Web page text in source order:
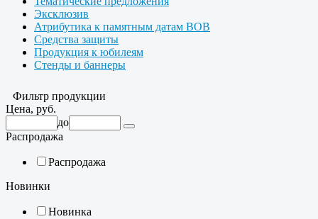
Эксклюзив
Атрибутика к памятным датам ВОВ
Средства защиты
Продукция к юбилеям
Стенды и баннеры
Фильтр продукции
Цена, руб.
до
Распродажа
Распродажа
Новинки
Новинка